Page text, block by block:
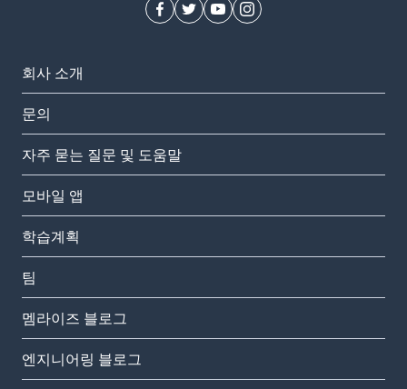
회사 소개
문의
자주 묻는 질문 및 도움말
모바일 앱
학습계획
팀
멤라이즈 블로그
엔지니어링 블로그